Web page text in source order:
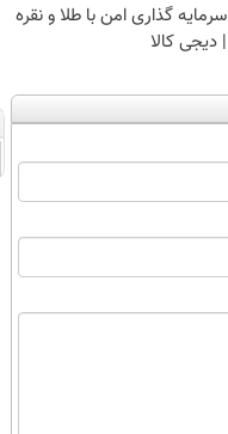
سرمایه گذاری امن با طلا و نقره
| دیجی کالا